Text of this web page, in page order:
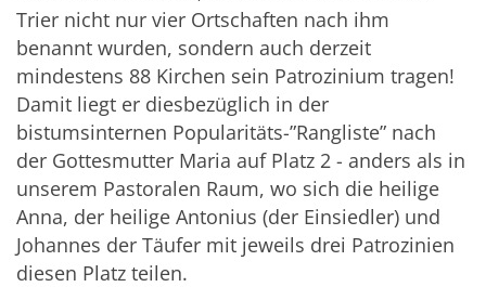
Trier nicht nur vier Ortschaften nach ihm
benannt wurden, sondern auch derzeit
mindestens 88 Kirchen sein Patrozinium tragen!
Damit liegt er diesbezüglich in der
bistumsinternen Popularitäts-”Rangliste” nach
der Gottesmutter Maria auf Platz 2 - anders als in
unserem Pastoralen Raum, wo sich die heilige
Anna, der heilige Antonius (der Einsiedler) und
Johannes der Täufer mit jeweils drei Patrozinien
diesen Platz teilen.